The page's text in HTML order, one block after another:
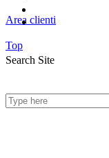
Area clienti
Search Site
Top